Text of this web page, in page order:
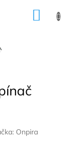
Onpira